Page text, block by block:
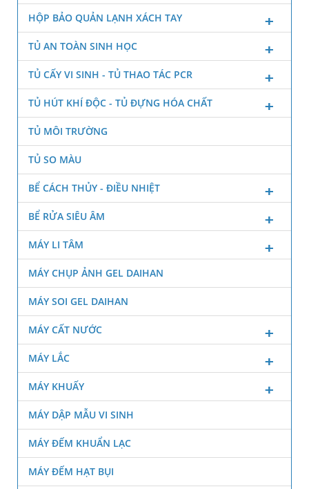
HỘP BẢO QUẢN LẠNH XÁCH TAY
TỦ AN TOÀN SINH HỌC
TỦ CẤY VI SINH - TỦ THAO TÁC PCR
TỦ HÚT KHÍ ĐỘC - TỦ ĐỰNG HÓA CHẤT
TỦ MÔI TRƯỜNG
TỦ SO MÀU
BỂ CÁCH THỦY - ĐIỀU NHIỆT
BỂ RỬA SIÊU ÂM
MÁY LI TÂM
MÁY CHỤP ẢNH GEL DAIHAN
MÁY SOI GEL DAIHAN
MÁY CẤT NƯỚC
MÁY LẮC
MÁY KHUẤY
MÁY DẬP MẪU VI SINH
MÁY ĐẾM KHUẨN LẠC
MÁY ĐẾM HẠT BỤI